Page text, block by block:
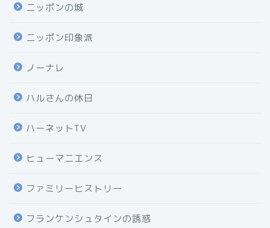
ニッポンの城
ニッポン印象派
ノーナレ
ハルさんの休日
ハーネットTV
ヒューマニエンス
ファミリーヒストリー
フランケンシュタインの誘惑